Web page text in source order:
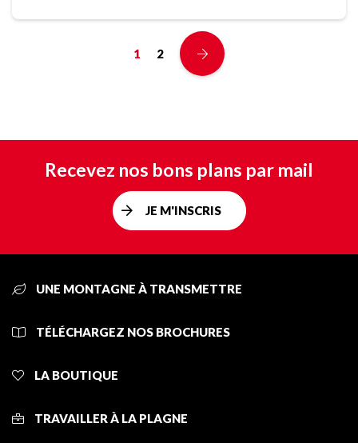
1 2
Recevez nos bons plans par mail
JE M'INSCRIS
UNE MONTAGNE À TRANSMETTRE
TÉLÉCHARGEZ NOS BROCHURES
LA BOUTIQUE
TRAVAILLER À LA PLAGNE